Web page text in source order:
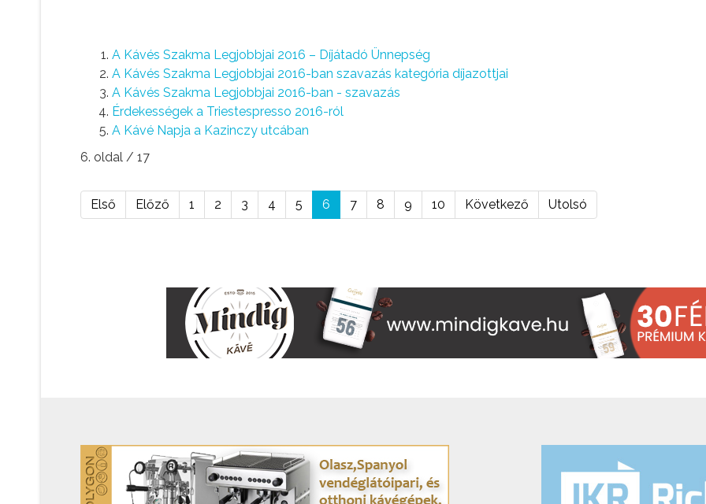
A Kávés Szakma Legjobbjai 2016 – Díjátadó Ünnepség
A Kávés Szakma Legjobbjai 2016-ban szavazás kategória díjazottjai
A Kávés Szakma Legjobbjai 2016-ban - szavazás
Érdekességek a Triestespresso 2016-ról
A Kávé Napja a Kazinczy utcában
6. oldal / 17
Első Előző 1 2 3 4 5 6 7 8 9 10 Következő Utolsó